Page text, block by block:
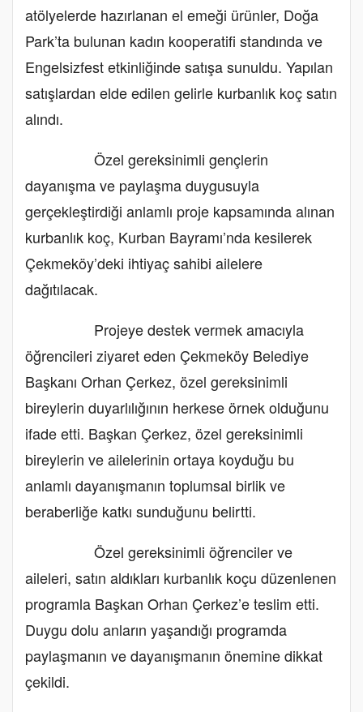
atölyelerde hazırlanan el emeği ürünler, Doğa
Park’ta bulunan kadın kooperatifi standında ve
Engelsizfest etkinliğinde satışa sunuldu. Yapılan
satışlardan elde edilen gelirle kurbanlık koç satın
alındı.
Özel gereksinimli gençlerin
dayanışma ve paylaşma duygusuyla
gerçekleştirdiği anlamlı proje kapsamında alınan
kurbanlık koç, Kurban Bayramı’nda kesilerek
Çekmeköy’deki ihtiyaç sahibi ailelere
dağıtılacak.
Projeye destek vermek amacıyla
öğrencileri ziyaret eden Çekmeköy Belediye
Başkanı Orhan Çerkez, özel gereksinimli
bireylerin duyarlılığının herkese örnek olduğunu
ifade etti. Başkan Çerkez, özel gereksinimli
bireylerin ve ailelerinin ortaya koyduğu bu
anlamlı dayanışmanın toplumsal birlik ve
beraberliğe katkı sunduğunu belirtti.
Özel gereksinimli öğrenciler ve
aileleri, satın aldıkları kurbanlık koçu düzenlenen
programla Başkan Orhan Çerkez’e teslim etti.
Duygu dolu anların yaşandığı programda
paylaşmanın ve dayanışmanın önemine dikkat
çekildi.